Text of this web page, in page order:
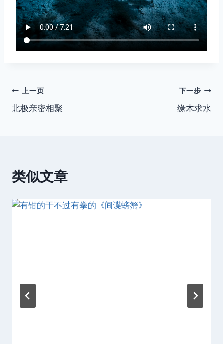
文
章
上一页
北极亲密相聚
下一步
缘木求水
类似文章